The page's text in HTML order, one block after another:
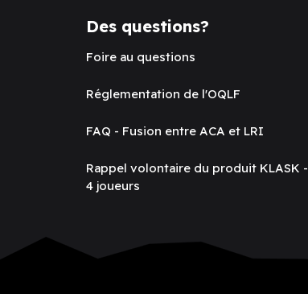
Des questions?
Foire au questions
Réglementation de l'OQLF
FAQ - Fusion entre ACA et LRI
Rappel volontaire du produit KLASK -
4 joueurs